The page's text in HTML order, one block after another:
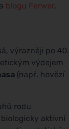
blogu Ferwer.
výrazněji po 40.
výdejem
(např. hovězí
rodu
aktivní